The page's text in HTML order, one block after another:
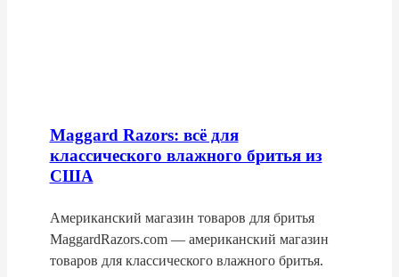
Maggard Razors: всё для
классического влажного бритья из
США
Американский магазин товаров для бритья
MaggardRazors.com — американский магазин
товаров для классического влажного бритья.